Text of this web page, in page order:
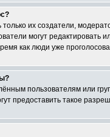
их создатели,
могут
как люди уже
пользователям или
предоставить такое